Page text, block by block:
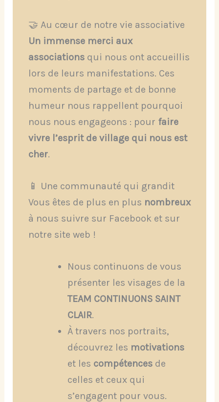
🤝 Au cœur de notre vie associative
Un immense merci aux
associationsqui nous ont accueillis
lors de leurs manifestations. Ces
moments de partage et de bonne
humeur nous rappellent pourquoi
nous nous engageons : pour faire
vivre l’esprit de village qui nous est
cher.
📱 Une communauté qui grandit
Vous êtes de plus en plus nombreux
à nous suivre sur Facebook et sur
notre site web !
Nous continuons de vous
présenter les visages de la
TEAM CONTINUONS SAINT
CLAIR.
À travers nos portraits,
découvrez les motivations
et les compétences de
celles et ceux qui
s’engagent pour vous.